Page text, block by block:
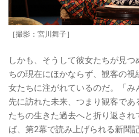
［撮影：宮川舞子］
しかも、そうして彼女たちが見
ちの現在にほかならず、観客の
女たちに注がれているのだ。「
先に訪れた未来、つまり観客で
たちの生きた過去へと折り返され
ば、第2幕で読み上げられる新聞